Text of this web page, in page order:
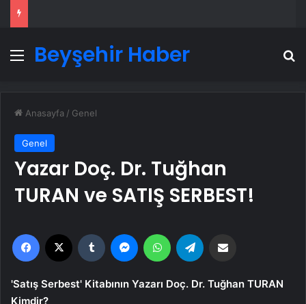
Menü
Beyşehir Haber
Anasayfa / Genel
Genel
Yazar Doç. Dr. Tuğhan
TURAN ve SATIŞ SERBEST!
Facebook Tumblr MessengerWhatsApp
'Satış Serbest' Kitabının Yazarı Doç. Dr. Tuğhan TURAN
Kimdir?